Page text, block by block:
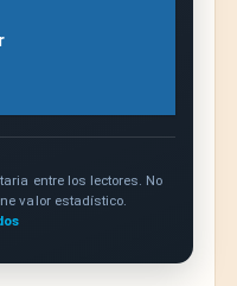
entre los lectores. No
valor estadístico.